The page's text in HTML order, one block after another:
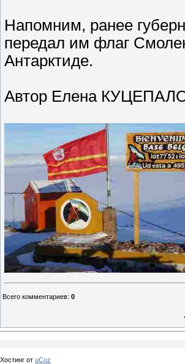
Напомним, ранее
передал им флаг
Антарктиде.
Автор Елена
Всего комментариев: 0
Хостинг от uCoz